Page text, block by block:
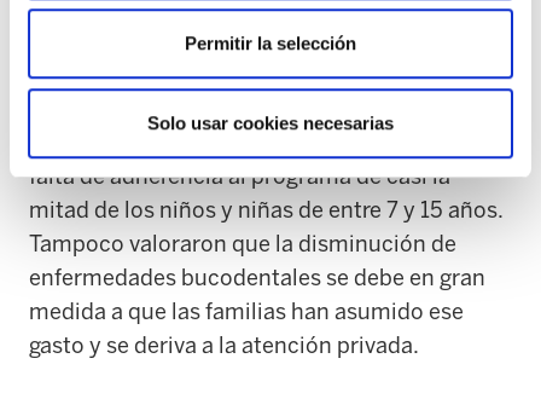
Permitir la selección
Solo usar cookies necesarias
Urkullu, el Gobierno vasco celebró ante los
medios de prensa los 25 años del Programa de
Asistencia Dental Infantil (PADI), marcando el
falta de adherencia al programa de casi la
mitad de los niños y niñas de entre 7 y 15 años.
Tampoco valoraron que la disminución de
enfermedades bucodentales se debe en gran
medida a que las familias han asumido ese
gasto y se deriva a la atención privada.